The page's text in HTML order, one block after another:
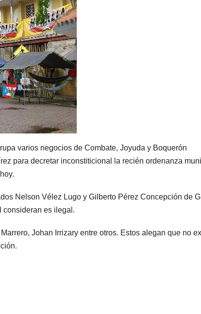
varios negocios de Combate, Joyuda y Boquerón
para decretar inconstiticional la recién ordenanza
Nelson Vélez Lugo y Gilberto Pérez Concepción de
consideran es ilegal.
Johan Irrizary entre otros. Estos alegan que no